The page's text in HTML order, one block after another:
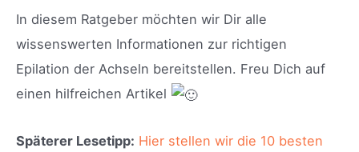
In diesem Ratgeber möchten wir Dir alle
wissenswerten Informationen zur richtigen
Epilation der Achseln bereitstellen. Freu Dich auf
einen hilfreichen Artikel
Späterer Lesetipp: Hier stellen wir die 10 besten